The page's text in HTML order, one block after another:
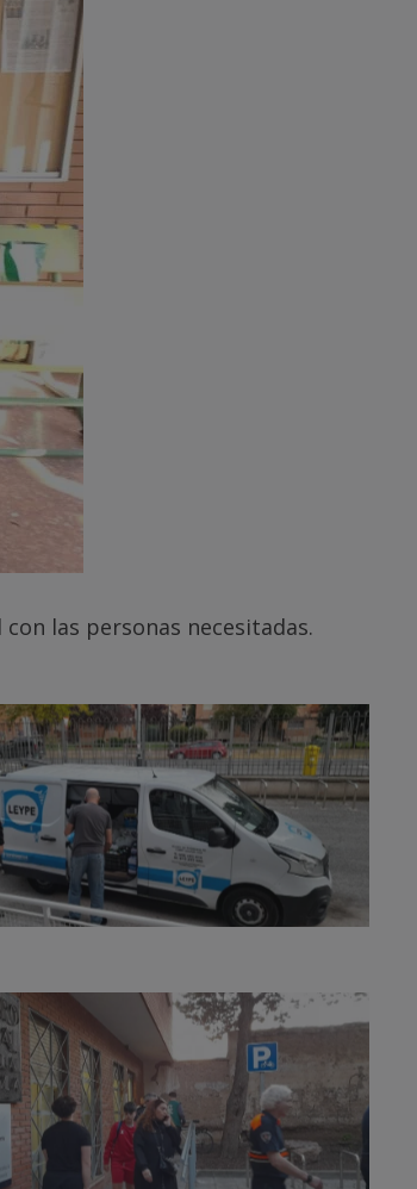
las personas necesitadas.
Sin leyenda
Sin leyenda